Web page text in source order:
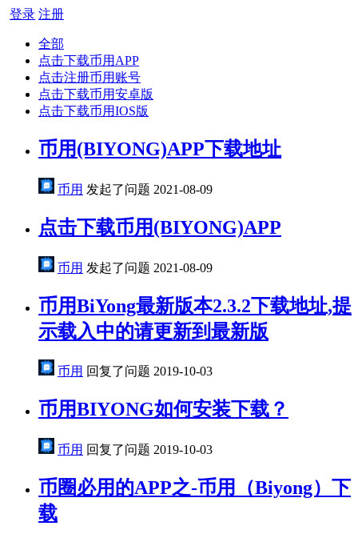
登录 注册
全部
点击下载币用APP
点击注册币用账号
点击下载币用安卓版
点击下载币用IOS版
币用(BIYONG)APP下载地址
币用 发起了问题 2021-08-09
点击下载币用(BIYONG)APP
币用 发起了问题 2021-08-09
币用BiYong最新版本2.3.2下载地址,提
示载入中的请更新到最新版
币用 回复了问题 2019-10-03
币用BIYONG如何安装下载？
币用 回复了问题 2019-10-03
币圈必用的APP之-币用（Biyong）下
载